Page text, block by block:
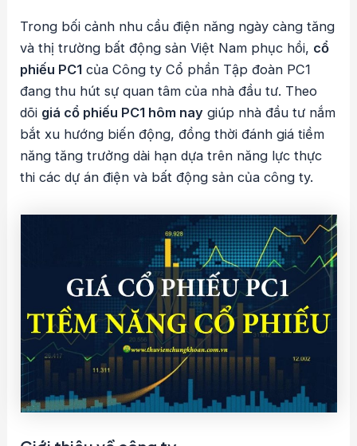
Trong bối cảnh nhu cầu điện năng ngày càng tăng
và thị trường bất động sản Việt Nam phục hồi, cổ
phiếu PC1 của Công ty Cổ phần Tập đoàn PC1
đang thu hút sự quan tâm của nhà đầu tư. Theo
dõi giá cổ phiếu PC1 hôm nay giúp nhà đầu tư nắm
bắt xu hướng biến động, đồng thời đánh giá tiềm
năng tăng trưởng dài hạn dựa trên năng lực thực
thi các dự án điện và bất động sản của công ty.